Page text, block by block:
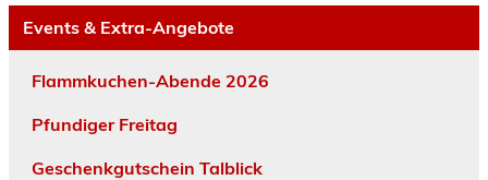
Events & Extra-Angebote
Flammkuchen-Abende 2026
Pfundiger Freitag
Geschenkgutschein Talblick